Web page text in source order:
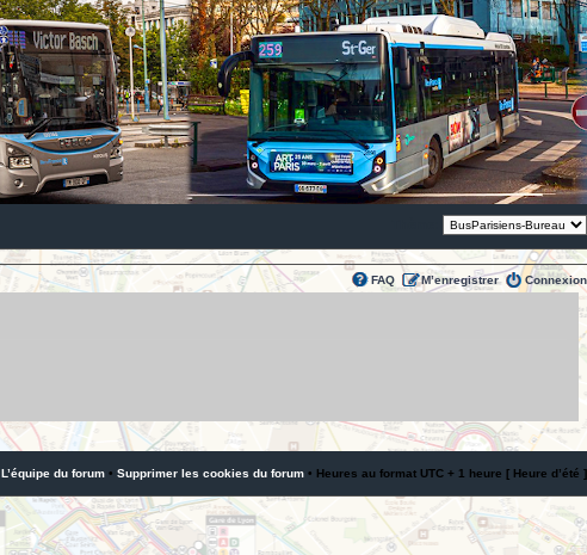
FAQ M’enregistrer Connexion
L’équipe du forum • Supprimer les cookies du forum • Heures au format UTC + 1 heure [ Heure d’été ]